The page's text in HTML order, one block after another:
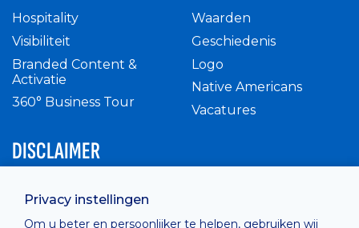
Privacy instellingen
Om u beter en persoonlijker te helpen, gebruiken wij
Hospitality
Visibiliteit
Branded Content &
Activatie
360° Business Tour
Waarden
Geschiedenis
Logo
Native Americans
Vacatures
DISCLAIMER
Privacy Policy